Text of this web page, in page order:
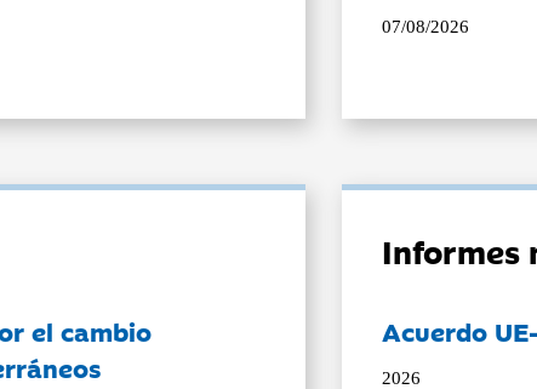
07/08/2026
el cambio
Informes
Acuerdo
2026